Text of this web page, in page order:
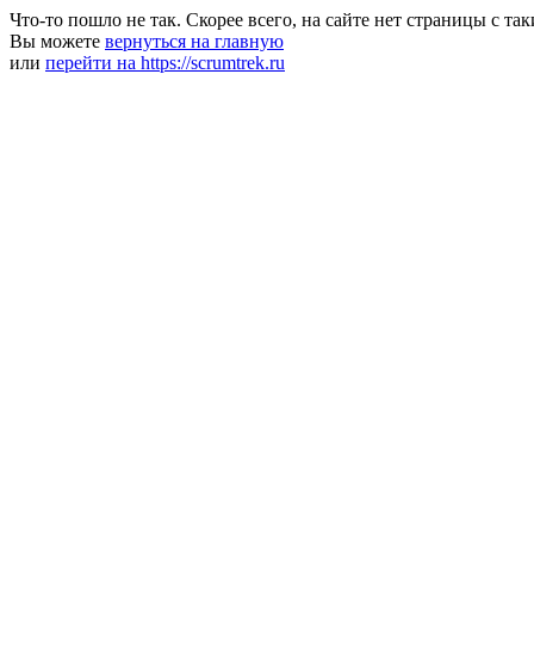
Что-то пошло не так. Скорее всего, на сайте нет страницы с
Вы можете вернуться на главную
или перейти на https://scrumtrek.ru